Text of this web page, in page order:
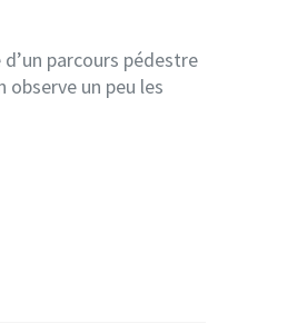
parcours pédestre
un peu les